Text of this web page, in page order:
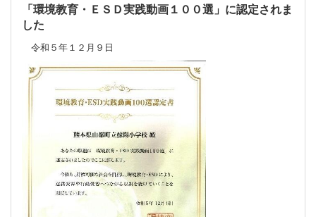
「環境教育・ＥＳＤ実践動画１００選」に認定されま
した
令和５年１２月９日